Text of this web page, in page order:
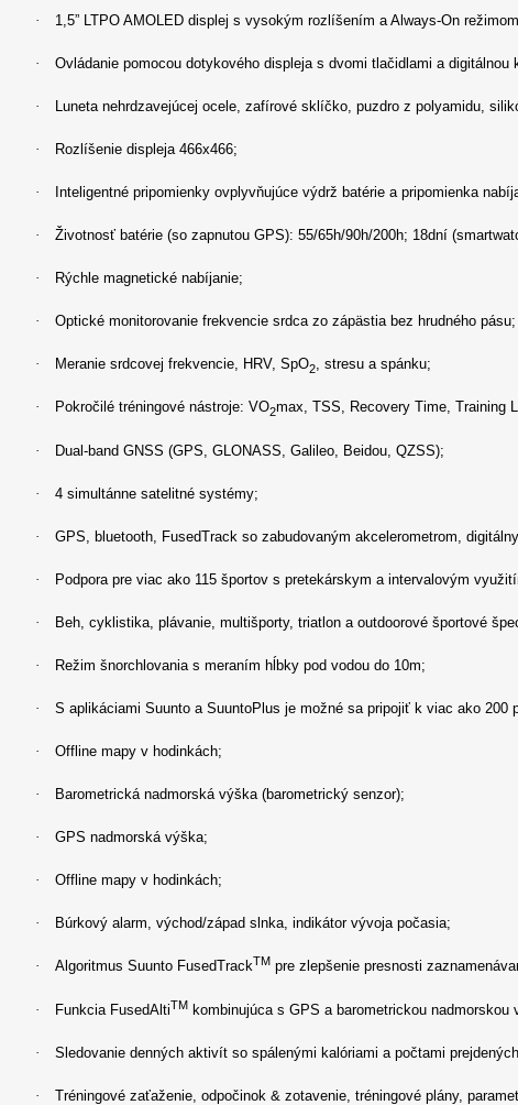
· 1,5” LTPO AMOLED displej s vysokým rozlíšením a Always-On
· Ovládanie pomocou dotykového displeja s dvomi tlačidlami a digitálnou
· Luneta nehrdzavejúcej ocele, zafírové sklíčko, puzdro z polyamidu,
· Rozlíšenie displeja 466x466;
· Inteligentné pripomienky ovplyvňujúce výdrž batérie a pripomienka
· Životnosť batérie (so zapnutou GPS): 55/65h/90h/200h; 18dní
· Rýchle magnetické nabíjanie;
· Optické monitorovanie frekvencie srdca zo zápästia bez hrudného pásu;
· Meranie srdcovej frekvencie, HRV, SpO2 , stresu a spánku;
· Pokročilé tréningové nástroje: VO2max, TSS, Recovery Time, Training
· Dual-band GNSS (GPS, GLONASS, Galileo, Beidou, QZSS);
· 4 simultánne satelitné systémy;
· GPS, bluetooth, FusedTrack so zabudovaným akcelerometrom,
· Podpora pre viac ako 115 športov s pretekárskym a intervalovým
· Beh, cyklistika, plávanie, multišporty, triatlon a outdoorové športové
· Režim šnorchlovania s meraním hĺbky pod vodou do 10m;
· S aplikáciami Suunto a SuuntoPlus je možné sa pripojiť k viac ako
· Offline mapy v hodinkách;
· Barometrická nadmorská výška (barometrický senzor);
· GPS nadmorská výška;
· Offline mapy v hodinkách;
· Búrkový alarm, východ/západ slnka, indikátor vývoja počasia;
· Algoritmus Suunto FusedTrackTM pre zlepšenie presnosti
· Funkcia FusedAltiTM kombinujúca s GPS a barometrickou
· Sledovanie denných aktivít so spálenými kalóriami a počtami
· Tréningové zaťaženie, odpočinok & zotavenie, tréningové plány,